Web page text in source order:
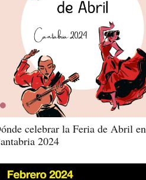
celebrar la Feria de Abril en
2024